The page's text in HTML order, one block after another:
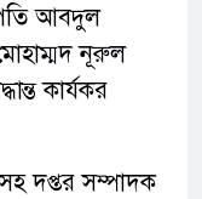
আবদুল
নূরুল
কার্যকর
দপ্তর সম্পাদক